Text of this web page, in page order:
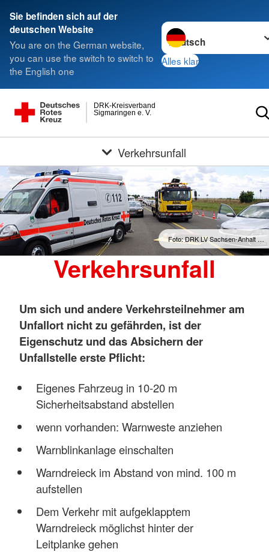
Sie befinden sich auf der
deutschen Website
You are on the German website,
you can use the switch to switch to
the English one
Sprache wechseln zu
Alles klar
Sigmaringen e. V.
DRK-Kreisverband
Verkehrsunfall
Foto: DRK LV Sachsen-Anhalt …
Verkehrsunfall
Um sich und andere Verkehrsteilnehmer am
Unfallort nicht zu gefährden, ist der
Eigenschutz und das Absichern der
Unfallstelle erste Pflicht:
Eigenes Fahrzeug in 10-20 m
Sicherheitsabstand abstellen
wenn vorhanden: Warnweste anziehen
Warnblinkanlage einschalten
Warndreieck im Abstand von mind. 100 m
aufstellen
Dem Verkehr mit aufgeklapptem
Warndreieck möglichst hinter der
Leitplanke gehen